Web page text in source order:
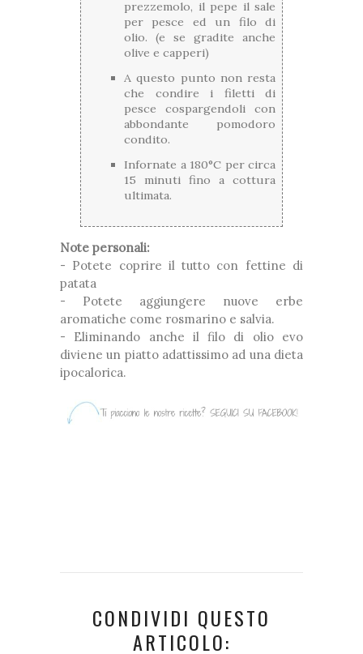
prezzemolo, il pepe il sale
per pesce ed un filo di
olio. (e se gradite anche
olive e capperi)
A questo punto non resta
che condire i filetti di
pesce cospargendoli con
abbondante pomodoro
condito.
Infornate a 180°C per circa
15 minuti fino a cottura
ultimata.
Note personali:
- Potete coprire il tutto con fettine di
patata
- Potete aggiungere nuove erbe
aromatiche come rosmarino e salvia.
- Eliminando anche il filo di olio evo
diviene un piatto adattissimo ad una dieta
ipocalorica.
CONDIVIDI QUESTO
ARTICOLO: